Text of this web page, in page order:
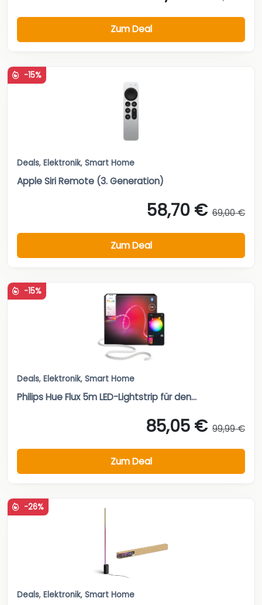
Zum Deal
-15%
Deals, Elektronik, Smart Home
Apple Siri Remote (3. Generation)
58,70 € 69,00 €
Zum Deal
-15%
Deals, Elektronik, Smart Home
Philips Hue Flux 5m LED-Lightstrip für den...
85,05 € 99,99 €
Zum Deal
-26%
Deals, Elektronik, Smart Home